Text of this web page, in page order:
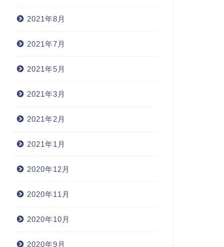
2021年8月
2021年7月
2021年5月
2021年3月
2021年2月
2021年1月
2020年12月
2020年11月
2020年10月
2020年9月